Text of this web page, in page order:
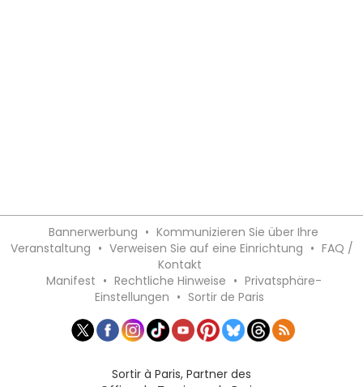
Bannerwerbung • Kommunizieren Sie über Ihre
Veranstaltung • Verweisen Sie auf eine Einrichtung • FAQ /
Kontakt
Manifest • Rechtliche Hinweise • Privatsphäre-
Einstellungen • Sortir de Paris
Sortir à Paris, Partner des